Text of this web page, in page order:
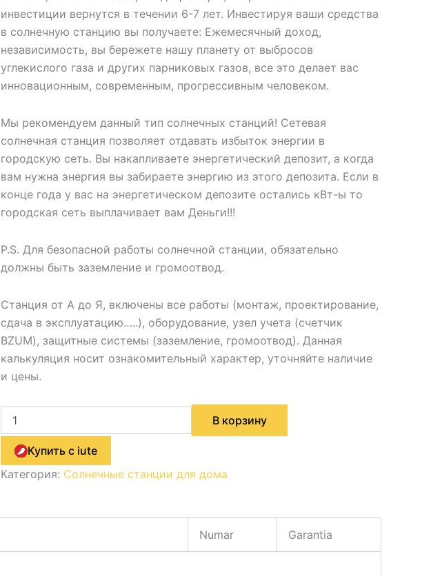
инвестиции вернутся в течении 6-7 лет. Инвестируя ваши средства
в солнечную станцию вы получаете: Ежемесячный доход,
независимость, вы бережете нашу планету от выбросов
углекислого газа и других парниковых газов, все это делает вас
инновационным, современным, прогрессивным человеком.
Мы рекомендуем данный тип солнечных станций! Сетевая
солнечная станция позволяет отдавать избыток энергии в
городскую сеть. Вы накапливаете энергетический депозит, а когда
вам нужна энергия вы забираете энергию из этого депозита. Если в
конце года у вас на энергетическом депозите остались кВт-ы то
городская сеть выплачивает вам Деньги!!!
P.S. Для безопасной работы солнечной станции, обязательно
должны быть заземление и громоотвод.
Станция от А до Я, включены все работы (монтаж, проектирование,
сдача в эксплуатацию…..), оборудование, узел учета (счетчик
BZUM), защитные системы (заземление, громоотвод). Данная
калькуляция носит ознакомительный характер, уточняйте наличие
и цены.
В корзину
Купить с iute
Категория: Солнечные станции для дома
Numar Garantia